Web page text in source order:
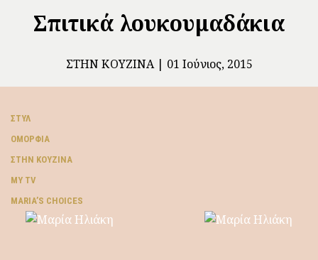
Σπιτικά λουκουμαδάκια
ΣΤΗΝ ΚΟΥΖΊΝΑ 01 Ιούνιος, 2015
ΣΤΥΛ
ΟΜΟΡΦΙΆ
ΣΤΗΝ ΚΟΥΖΊΝΑ
MY TV
ΜARIA’S CHOICES